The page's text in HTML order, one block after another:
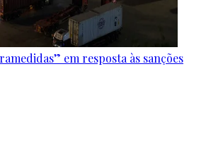
em resposta às sanções